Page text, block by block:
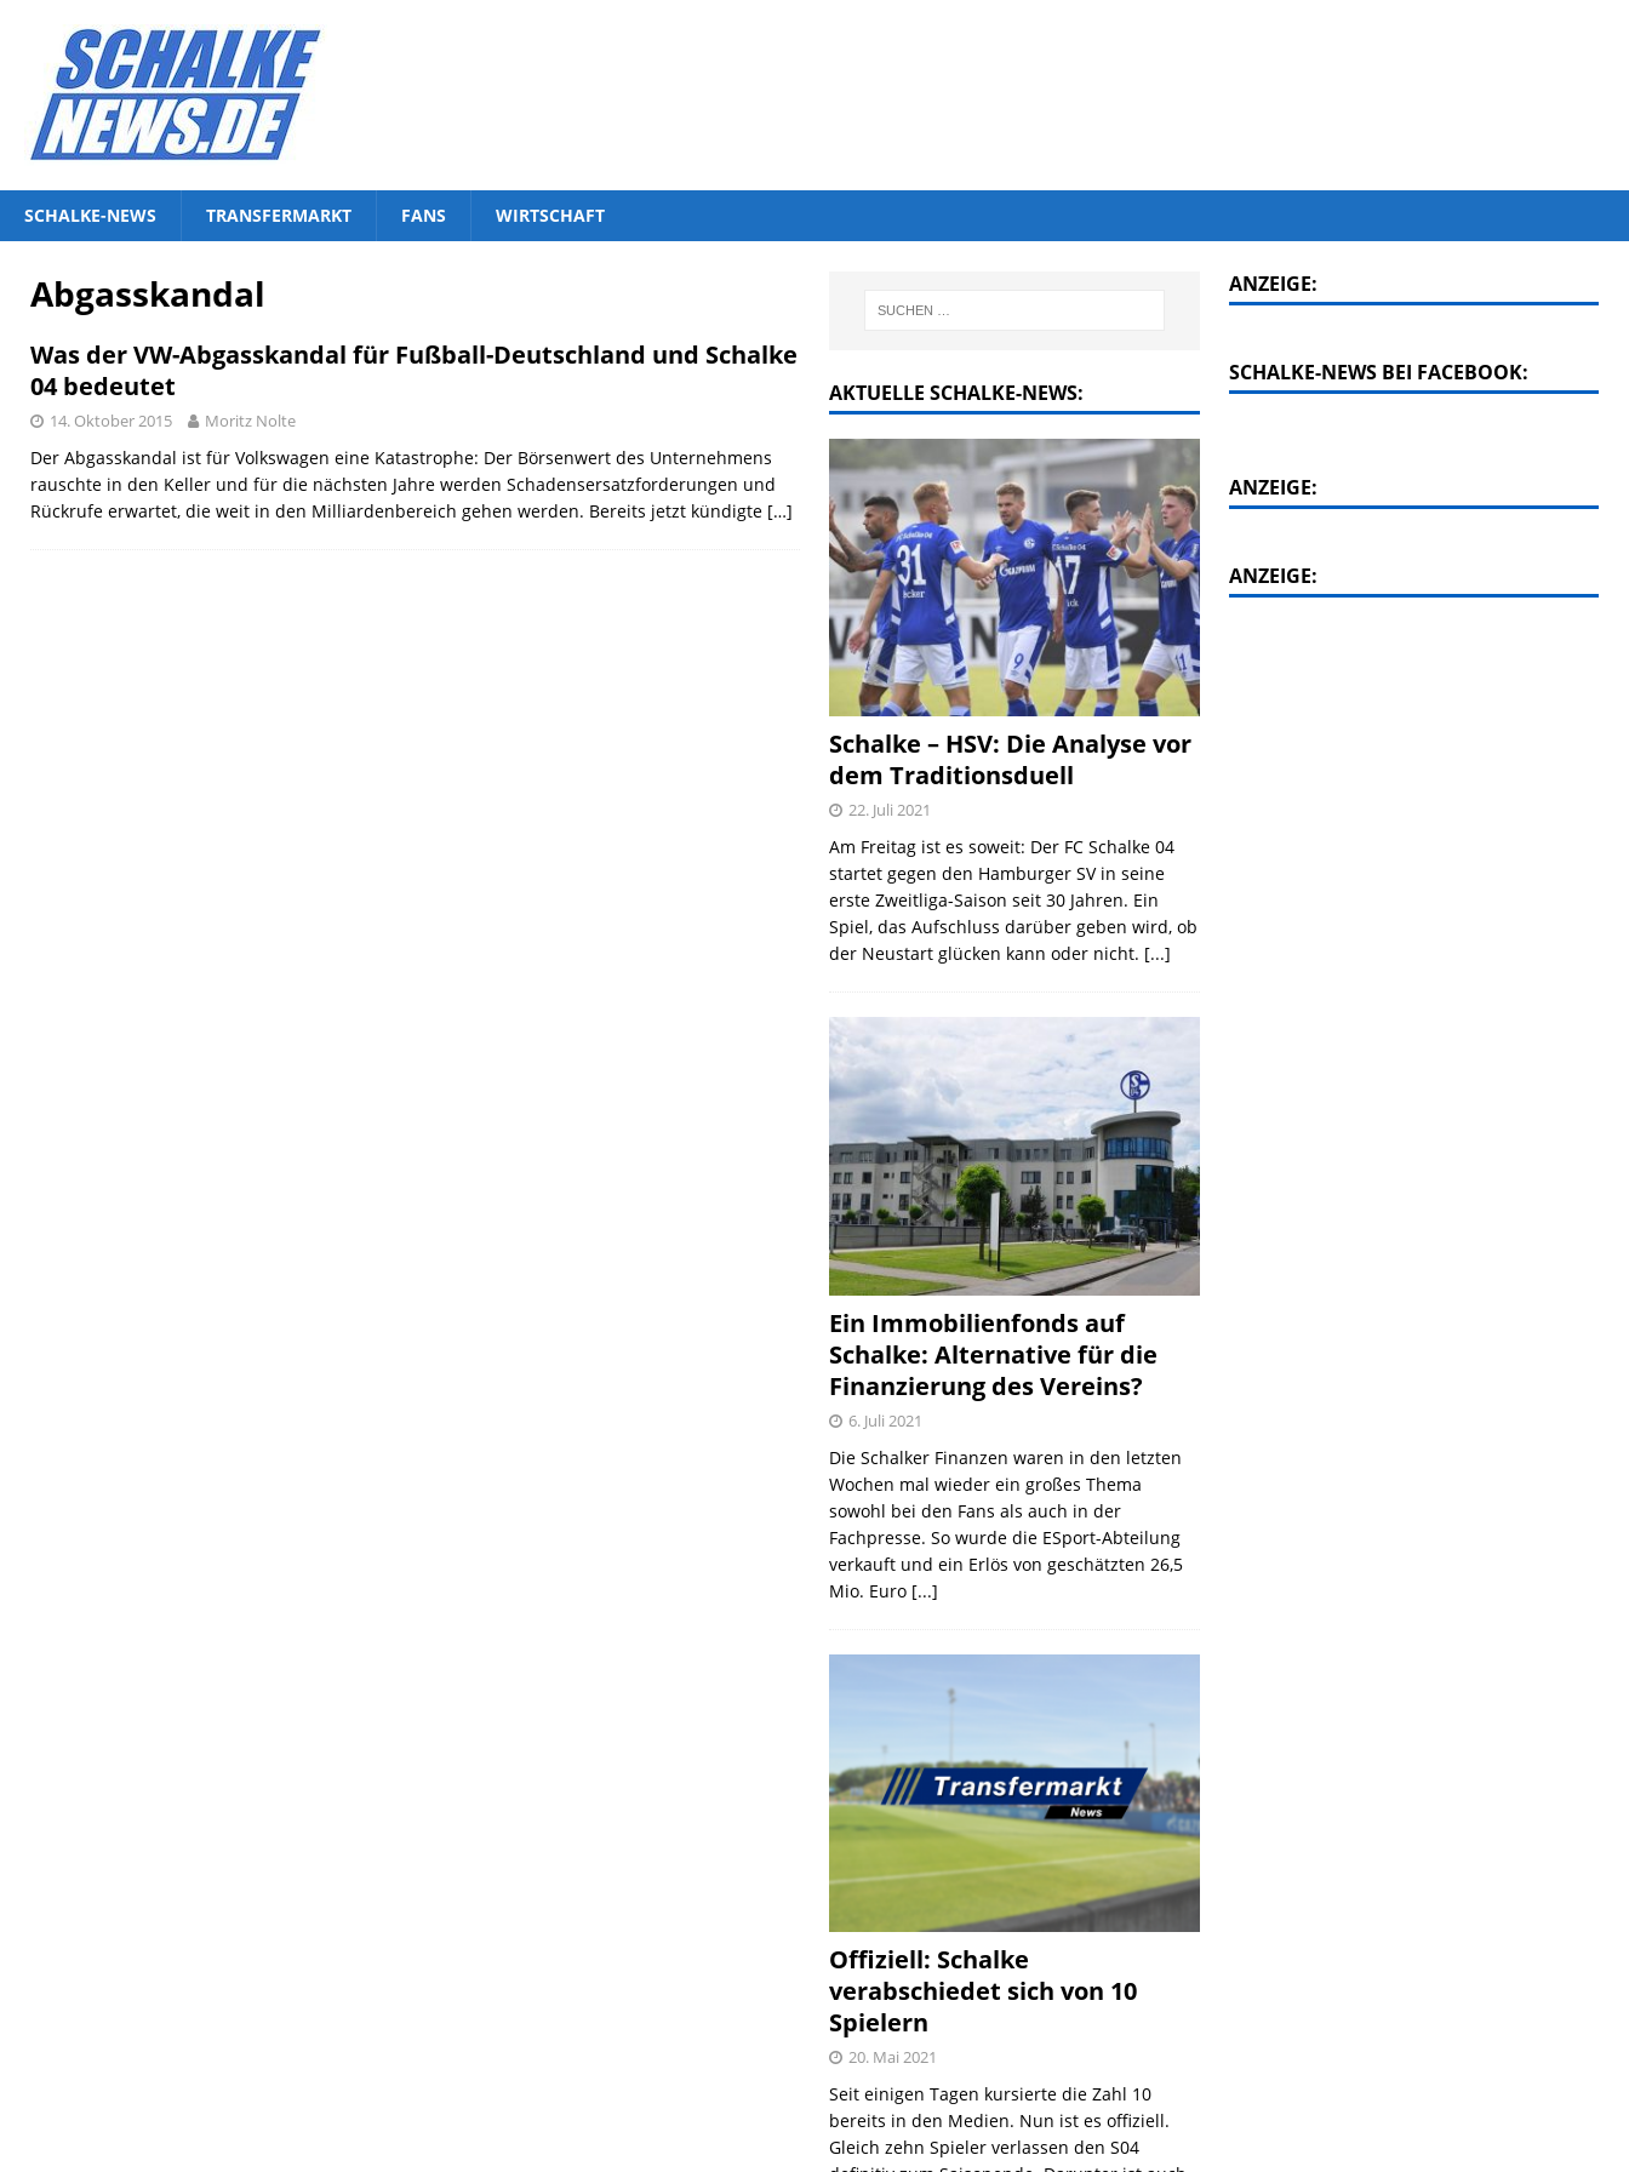
SCHALKE-NEWS TRANSFERMARKT FANS WIRTSCHAFT
Abgasskandal
Was der VW-Abgasskandal für Fußball-Deutschland und Schalke
04 bedeutet
14. Oktober 2015 Moritz Nolte
Der Abgasskandal ist für Volkswagen eine Katastrophe: Der Börsenwert des Unternehmens
rauschte in den Keller und für die nächsten Jahre werden Schadensersatzforderungen und
Rückrufe erwartet, die weit in den Milliardenbereich gehen werden. Bereits jetzt kündigte […]
AKTUELLE SCHALKE-NEWS:
Schalke – HSV: Die Analyse vor
dem Traditionsduell
22. Juli 2021
Am Freitag ist es soweit: Der FC Schalke 04
startet gegen den Hamburger SV in seine
erste Zweitliga-Saison seit 30 Jahren. Ein
Spiel, das Aufschluss darüber geben wird, ob
der Neustart glücken kann oder nicht. [...]
Ein Immobilienfonds auf
Schalke: Alternative für die
Finanzierung des Vereins?
6. Juli 2021
Die Schalker Finanzen waren in den letzten
Wochen mal wieder ein großes Thema
sowohl bei den Fans als auch in der
Fachpresse. So wurde die ESport-Abteilung
verkauft und ein Erlös von geschätzten 26,5
Mio. Euro [...]
Offiziell: Schalke
verabschiedet sich von 10
Spielern
20. Mai 2021
Seit einigen Tagen kursierte die Zahl 10
bereits in den Medien. Nun ist es offiziell.
Gleich zehn Spieler verlassen den S04
ANZEIGE:
SCHALKE-NEWS BEI FACEBOOK:
ANZEIGE:
ANZEIGE: